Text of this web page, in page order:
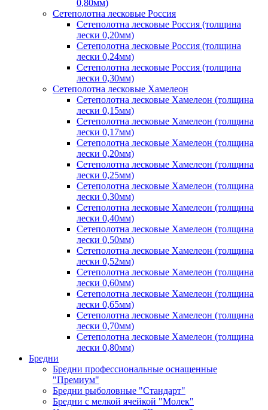
0,80мм)
Сетеполотна лесковые Россия
Сетеполотна лесковые Россия (толщина
лески 0,20мм)
Сетеполотна лесковые Россия (толщина
лески 0,24мм)
Сетеполотна лесковые Россия (толщина
лески 0,30мм)
Сетеполотна лесковые Хамелеон
Сетеполотна лесковые Хамелеон (толщина
лески 0,15мм)
Сетеполотна лесковые Хамелеон (толщина
лески 0,17мм)
Сетеполотна лесковые Хамелеон (толщина
лески 0,20мм)
Сетеполотна лесковые Хамелеон (толщина
лески 0,25мм)
Сетеполотна лесковые Хамелеон (толщина
лески 0,30мм)
Сетеполотна лесковые Хамелеон (толщина
лески 0,40мм)
Сетеполотна лесковые Хамелеон (толщина
лески 0,50мм)
Сетеполотна лесковые Хамелеон (толщина
лески 0,52мм)
Сетеполотна лесковые Хамелеон (толщина
лески 0,60мм)
Сетеполотна лесковые Хамелеон (толщина
лески 0,65мм)
Сетеполотна лесковые Хамелеон (толщина
лески 0,70мм)
Сетеполотна лесковые Хамелеон (толщина
лески 0,80мм)
Бредни
Бредни профессиональные оснащенные
"Премиум"
Бредни рыболовные "Стандарт"
Бредни с мелкой ячейкой "Молек"